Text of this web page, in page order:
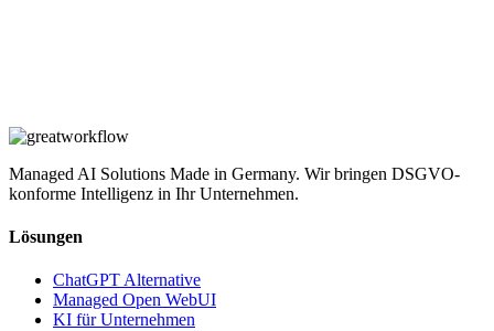
Managed AI Solutions Made in Germany. Wir bringen DSGVO-
konforme Intelligenz in Ihr Unternehmen.
Lösungen
ChatGPT Alternative
Managed Open WebUI
KI für Unternehmen